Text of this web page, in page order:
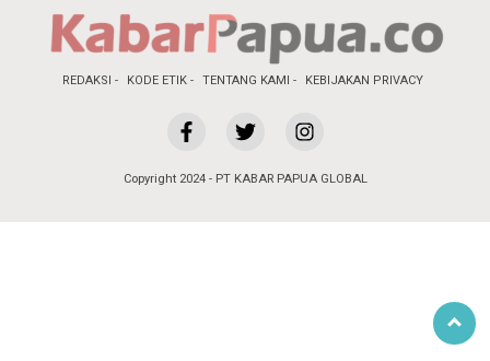
REDAKSI KODE ETIK TENTANG KAMI KEBIJAKAN PRIVACY
Copyright 2024 - PT KABAR PAPUA GLOBAL